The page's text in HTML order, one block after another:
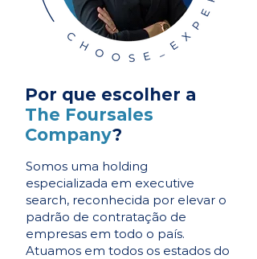
Por que escolher a
The Foursales
Company?
Somos uma holding
especializada em executive
search, reconhecida por elevar o
padrão de contratação de
empresas em todo o país.
Atuamos em todos os estados do